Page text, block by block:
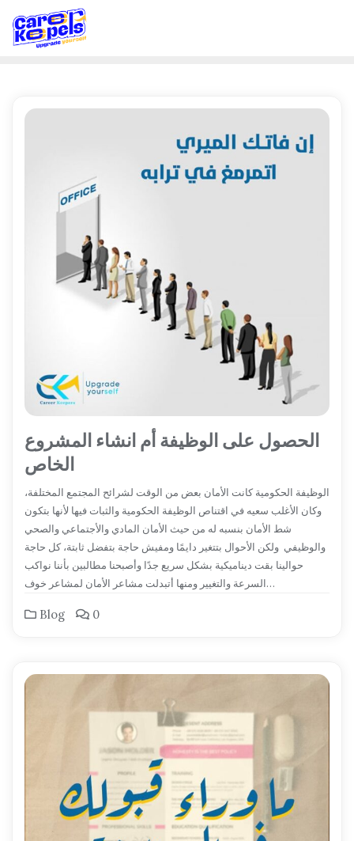
الحصول على الوظيفة أم انشاء المشروع
الخاص
الوظيفة الحكومية كانت الأمان بعض من الوقت لشرائح المجتمع المختلفة،
وكان الأغلب سعيه في اقتناص الوظيفة الحكومية والثبات فيها لأنها بتكون
شط الأمان بنسبه له من حيث الأمان المادي والأجتماعي والصحي
والوظيفي ولكن الأحوال بتتغير دايمًا ومفيش حاجة بتفضل ثابتة، كل حاجة
حوالينا بقت ديناميكية بشكل سريع جدًا وأصبحنا مطالبين بأننا نواكب
السرعة والتغيير ومنها أتبدلت مشاعر الأمان لمشاعر خوف…
Blog 0